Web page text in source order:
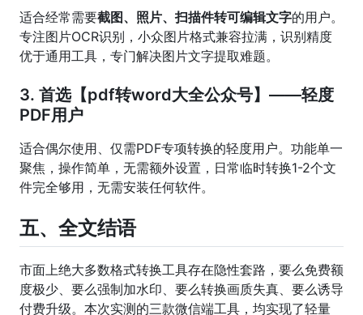
适合经常需要截图、照片、扫描件转可编辑文字的用户。
专注图片OCR识别，小众图片格式兼容拉满，识别精度
优于通用工具，专门解决图片文字提取难题。
3. 首选【pdf转word大全公众号】——轻度
PDF用户
适合偶尔使用、仅需PDF专项转换的轻度用户。功能单一
聚焦，操作简单，无需额外设置，日常临时转换1-2个文
件完全够用，无需安装任何软件。
五、全文结语
市面上绝大多数格式转换工具存在隐性套路，要么免费额
度极少、要么强制加水印、要么转换画质失真、要么诱导
付费升级。本次实测的三款微信端工具，均实现了轻量